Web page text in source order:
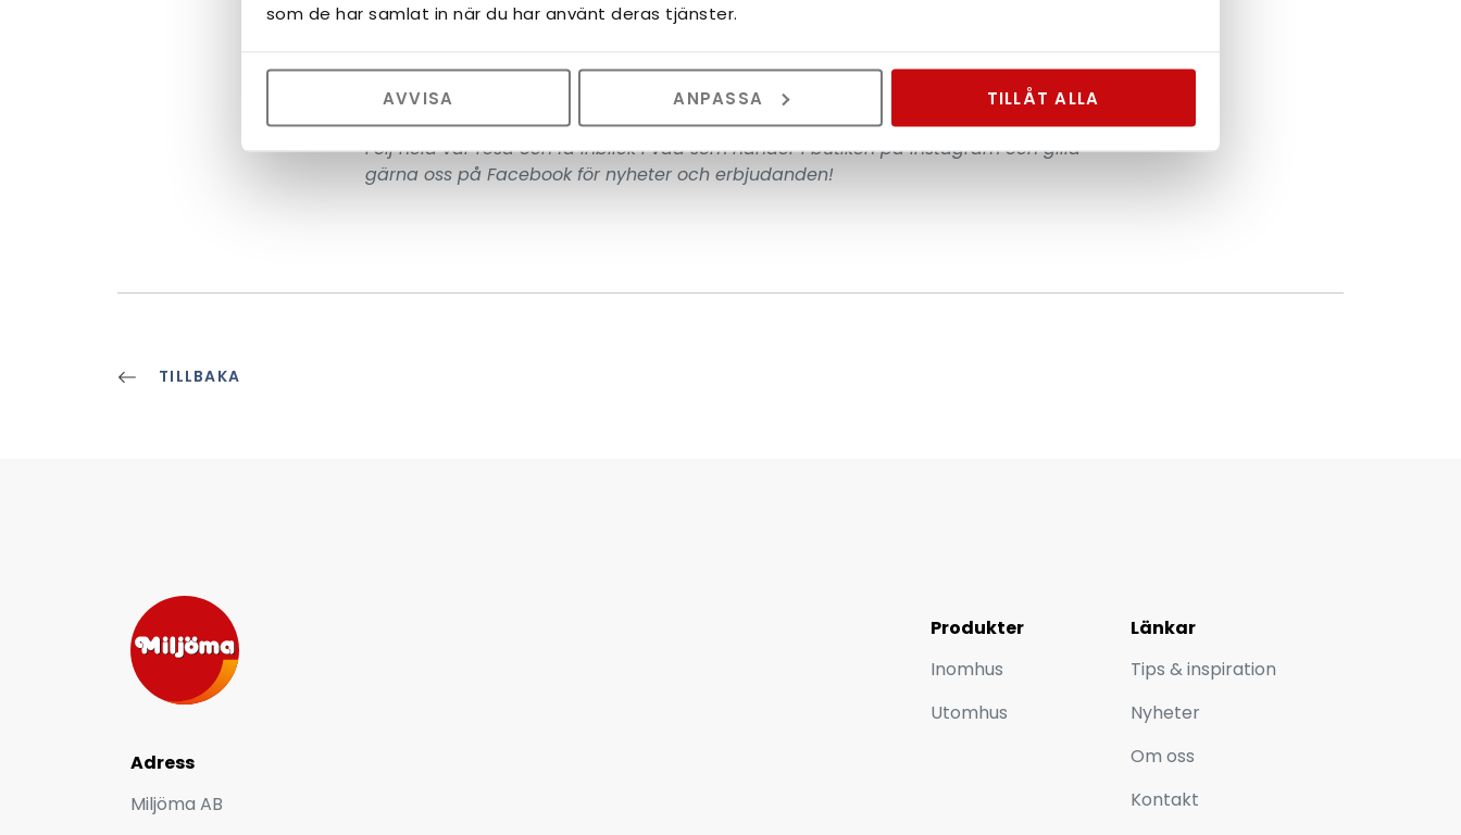
som de har samlat in när du har använt deras tjänster.
AVVISA ANPASSA TILLÅT ALLA
Önskar dig en härlig sommar med lagom mycket sol och värme!
Följ hela vår resa och få inblick i vad som händer i butiken på Instagram och gilla
gärna oss på Facebook för nyheter och erbjudanden!
TILLBAKA
Adress
Miljöma AB
Produkter
Inomhus
Utomhus
Länkar
Tips & inspiration
Nyheter
Om oss
Kontakt